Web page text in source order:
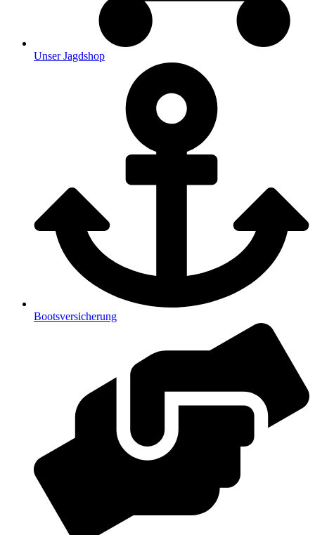
Unser Jagdshop
Bootsversicherung